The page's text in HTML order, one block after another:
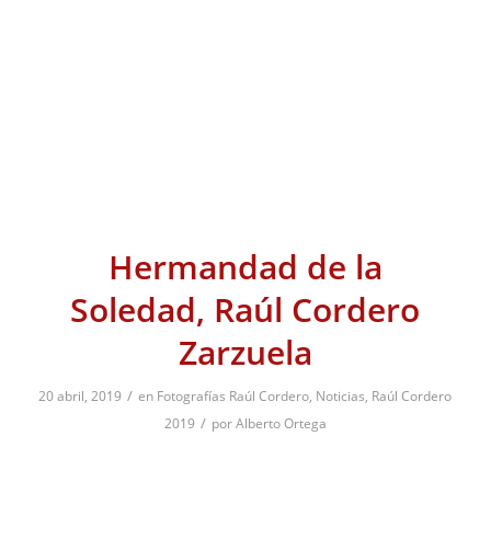
Hermandad de la
Soledad, Raúl Cordero
Zarzuela
20 abril, 2019 / en Fotografías Raúl Cordero, Noticias, Raúl Cordero
2019 / porAlberto Ortega